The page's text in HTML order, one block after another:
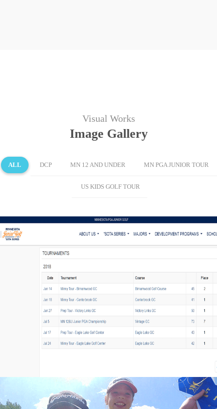
Visual Works
Image Gallery
ALL DCP MN 12 AND UNDER MN PGA JUNIOR TOUR
US KIDS GOLF TOUR
MN PGA JUNIOR TOUR